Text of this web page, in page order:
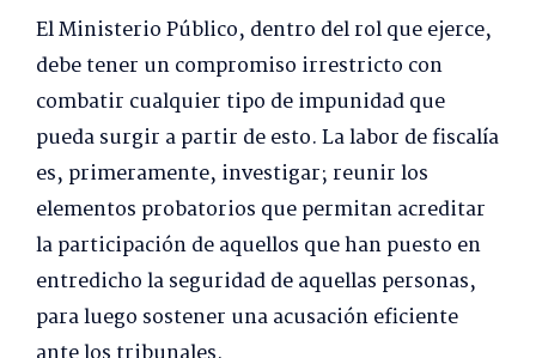
El Ministerio Público, dentro del rol que ejerce,
debe tener un compromiso irrestricto con
combatir cualquier tipo de impunidad que
pueda surgir a partir de esto. La labor de fiscalía
es, primeramente, investigar; reunir los
elementos probatorios que permitan acreditar
la participación de aquellos que han puesto en
entredicho la seguridad de aquellas personas,
para luego sostener una acusación eficiente